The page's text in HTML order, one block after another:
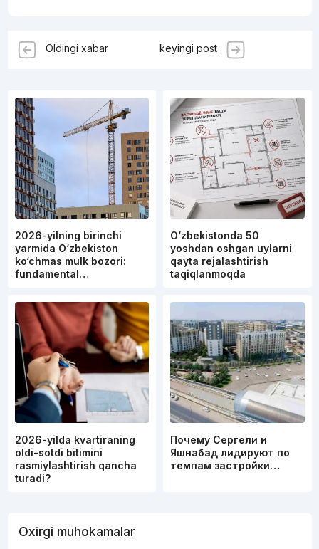
Oldingi xabar keyingi post
2026-yilning birinchi
yarmida O‘zbekiston
ko‘chmas mulk bozori:
fundamental…
O‘zbekistonda 50
yoshdan oshgan uylarni
qayta rejalashtirish
taqiqlanmoqda
2026-yilda kvartiraning
oldi-sotdi bitimini
rasmiylashtirish qancha
turadi?
Почему Сергели и
Яшнабад лидируют по
темпам застройки…
Oxirgi muhokamalar